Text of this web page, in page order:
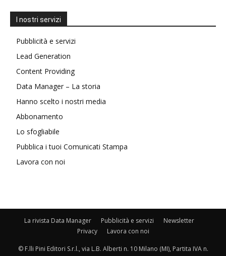
I nostri servizi
Pubblicità e servizi
Lead Generation
Content Providing
Data Manager – La storia
Hanno scelto i nostri media
Abbonamento
Lo sfogliabile
Pubblica i tuoi Comunicati Stampa
Lavora con noi
La rivista Data Manager Pubblicità e servizi
Newsletter
Privacy
Lavora con noi
© F.lli Pini Editori S.r.l., via L.B. Alberti n. 10 Milano (MI), Partita IVA n.